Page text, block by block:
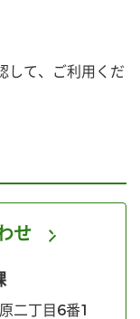
して、ご利用くだ
せ
二丁目6番1